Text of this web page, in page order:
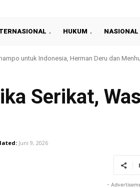
HUKUM NASIONAL
Pertanahan yang Profesional, Kantah
Serikat,
Juni 9, 2026
-